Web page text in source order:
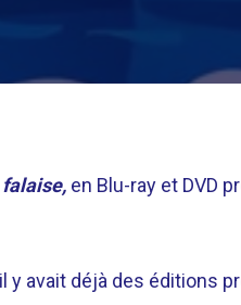
en Blu-ray et DVD
y avait déjà des éditions